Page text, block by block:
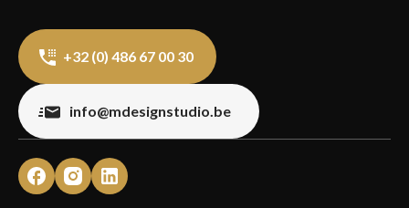
+32 (0) 486 67 00 30
info@mdesignstudio.be